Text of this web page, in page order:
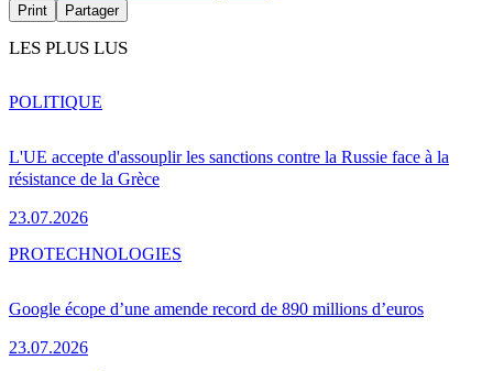
Print Partager
LES PLUS LUS
L'UE accepte d'assouplir les sanctions contre la Russie face à la
résistance de la Grèce
23.07.2026
POLITIQUE
Google écope d’une amende record de 890 millions d’euros
23.07.2026
PROTECHNOLOGIES